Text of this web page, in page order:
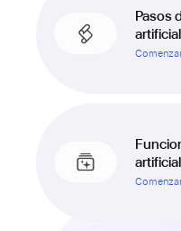
Pasos